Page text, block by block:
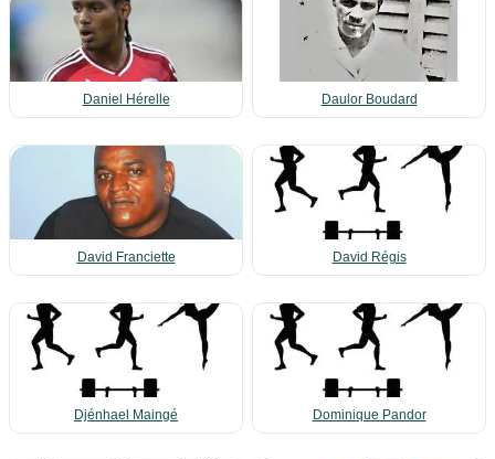
Daniel Hérelle Daulor Boudard
David Franciette David Régis
Djénhael Maingé Dominique Pandor